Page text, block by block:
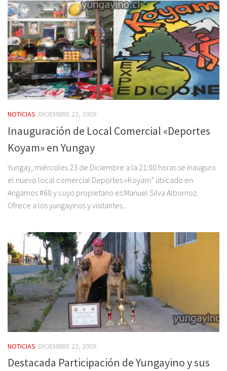
NOTICIAS DICIEMBRE 23, 2009
Inauguración de Local Comercial «Deportes
Koyam» en Yungay
Yungay, miércoles 23 de Diciembre a la 21:00 horas se inauguro
el nuevo local comercial Deportes «Koyam” ubicado en
Angamos #60 y cuyo propietario es Manuel Silva Albornoz.
Ofrece a los yungayinos y visitantes...
NOTICIAS DICIEMBRE 23, 2009
Destacada Participación de Yungayino y sus